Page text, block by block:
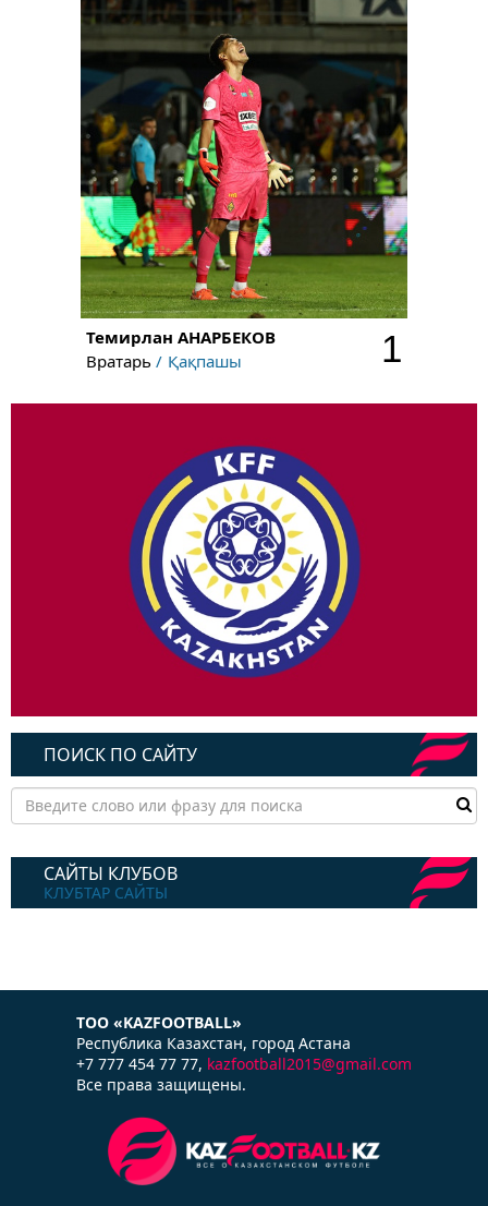
Темирлан АНАРБЕКОВ
Вратарь
Қақпашы 1
ПОИСК ПО САЙТУ
САЙТЫ КЛУБОВ
КЛУБТАР САЙТЫ
ТОО «KAZFOOTBALL»
Республика Казаxстан, город Астана
+7 777 454 77 77, kazfootball2015@gmail.com
Все права защищены.